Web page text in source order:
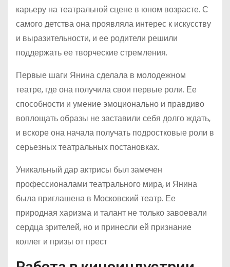
карьеру на театральной сцене в юном возрасте. С
самого детства она проявляла интерес к искусству
и выразительности, и ее родители решили
поддержать ее творческие стремления.
Первые шаги Янина сделала в молодежном
театре, где она получила свои первые роли. Ее
способности и умение эмоционально и правдиво
воплощать образы не заставили себя долго ждать,
и вскоре она начала получать подростковые роли в
серьезных театральных постановках.
Уникальный дар актрисы был замечен
профессионалами театрального мира, и Янина
была приглашена в Московский театр. Ее
природная харизма и талант не только завоевали
сердца зрителей, но и принесли ей признание
коллег и призы от прест